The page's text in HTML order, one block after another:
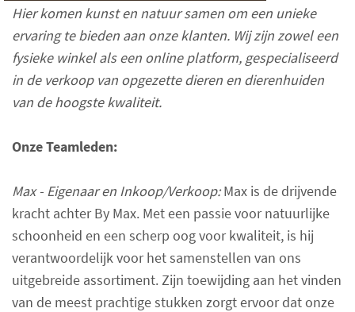
Hier komen kunst en natuur samen om een unieke
ervaring te bieden aan onze klanten. Wij zijn zowel een
fysieke winkel als een online platform, gespecialiseerd
in de verkoop van opgezette dieren en dierenhuiden
van de hoogste kwaliteit.
Onze Teamleden:
Max - Eigenaar en Inkoop/Verkoop:Max is de drijvende
kracht achter By Max. Met een passie voor natuurlijke
schoonheid en een scherp oog voor kwaliteit, is hij
verantwoordelijk voor het samenstellen van ons
uitgebreide assortiment. Zijn toewijding aan het vinden
van de meest prachtige stukken zorgt ervoor dat onze